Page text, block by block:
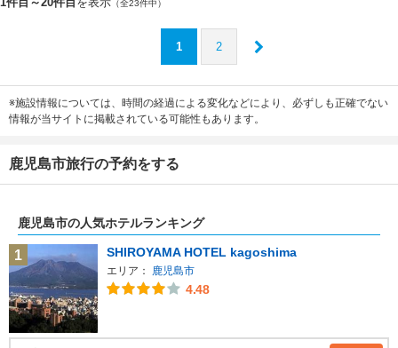
（全23件中）
1 2
※施設情報については、時間の経過による変化などにより、必ずしも正確でない
情報が当サイトに掲載されている可能性もあります。
鹿児島市旅行の予約をする
鹿児島市の人気ホテルランキング
1 SHIROYAMA HOTEL kagoshima
エリア： 鹿児島市
4.48